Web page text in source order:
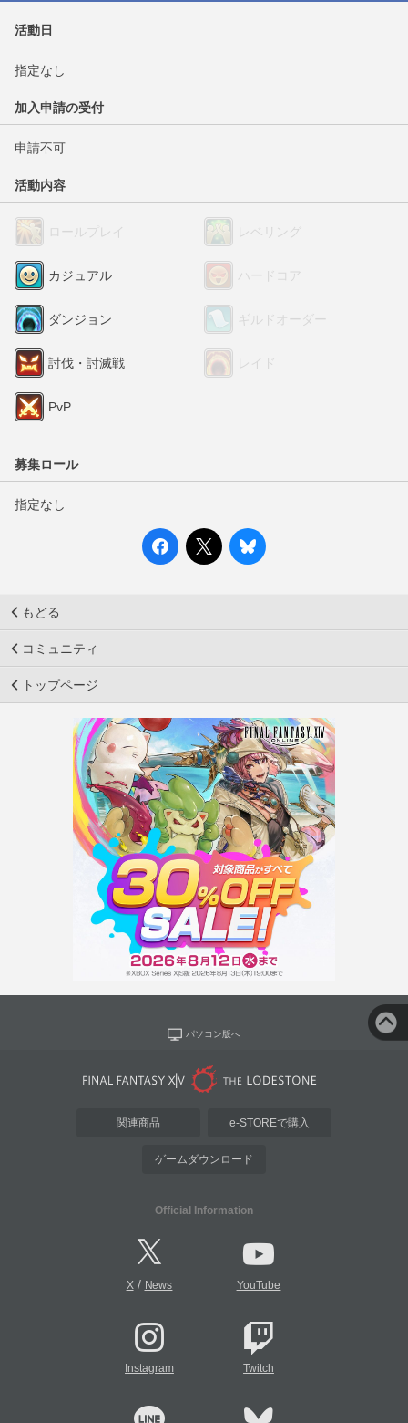
活動日
指定なし
加入申請の受付
申請不可
活動内容
ロールプレイ レベリング
カジュアル ハードコア
ダンジョン ギルドオーダー
討伐・討滅戦 レイド
PvP
募集ロール
指定なし
もどる
コミュニティ
トップページ
パソコン版へ
関連商品 e-STOREで購入
ゲームダウンロード
Official Information
X/ News YouTube
Instagram Twitch